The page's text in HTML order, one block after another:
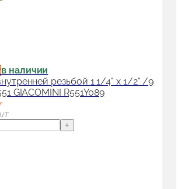
в наличии
резьбой 1 1/4" x 1/2" /9
GIACOMINI R551Y089
+